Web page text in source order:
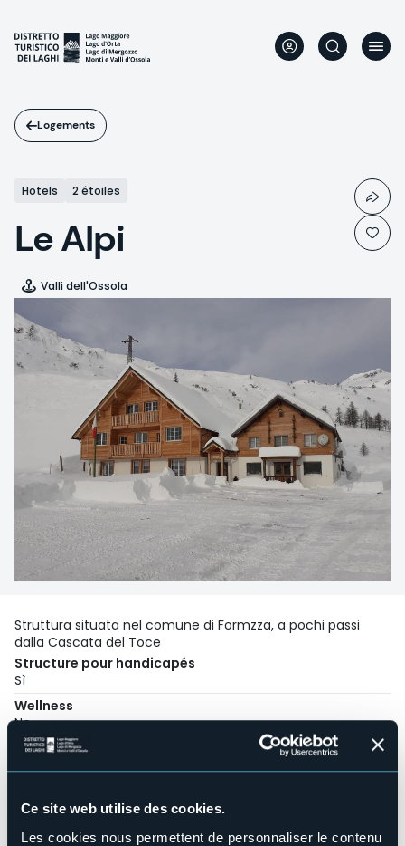
Ce site web utilise des cookies.
Les cookies nous permettent de personnaliser le contenu
contenu
principal
Logements
Hotels 2 étoiles
Le Alpi
Valli dell'Ossola
Struttura situata nel comune di Formzza, a pochi passi
dalla Cascata del Toce
Structure pour handicapés
Sì
Wellness
No
Salles de conférences
No
Animaux acceptés